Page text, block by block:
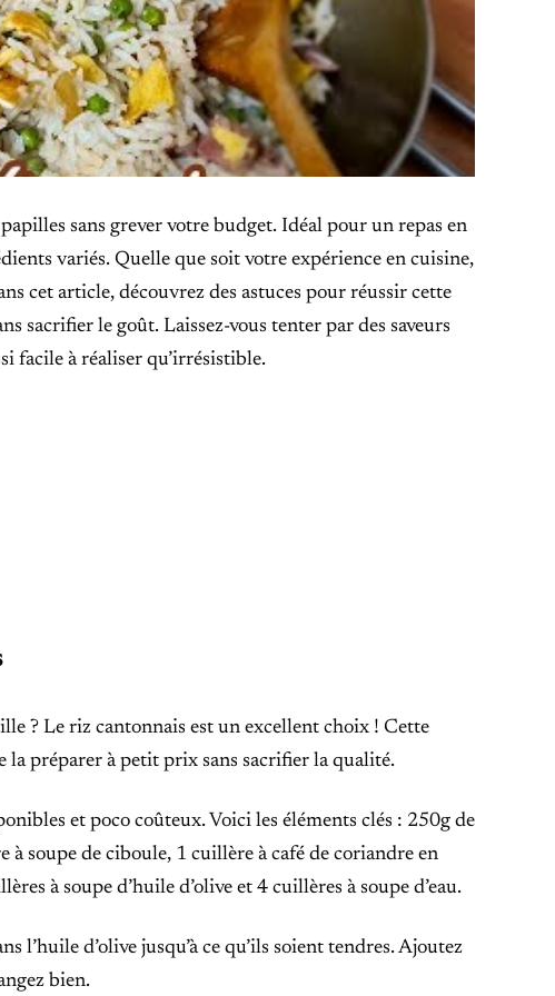
sans grever votre budget. Idéal pour un repas en
variés. Quelle que soit votre expérience en cuisine,
cet article, découvrez des astuces pour réussir cette
sacrifier le goût. Laissez-vous tenter par des saveurs
facile à réaliser qu’irrésistible.
? Le riz cantonnais est un excellent choix ! Cette
la préparer à petit prix sans sacrifier la qualité.
et poco coûteux. Voici les éléments clés : 250g de
soupe de ciboule, 1 cuillère à café de coriandre en
à soupe d’huile d’olive et 4 cuillères à soupe d’eau.
l’huile d’olive jusqu’à ce qu’ils soient tendres. Ajoutez
bien.